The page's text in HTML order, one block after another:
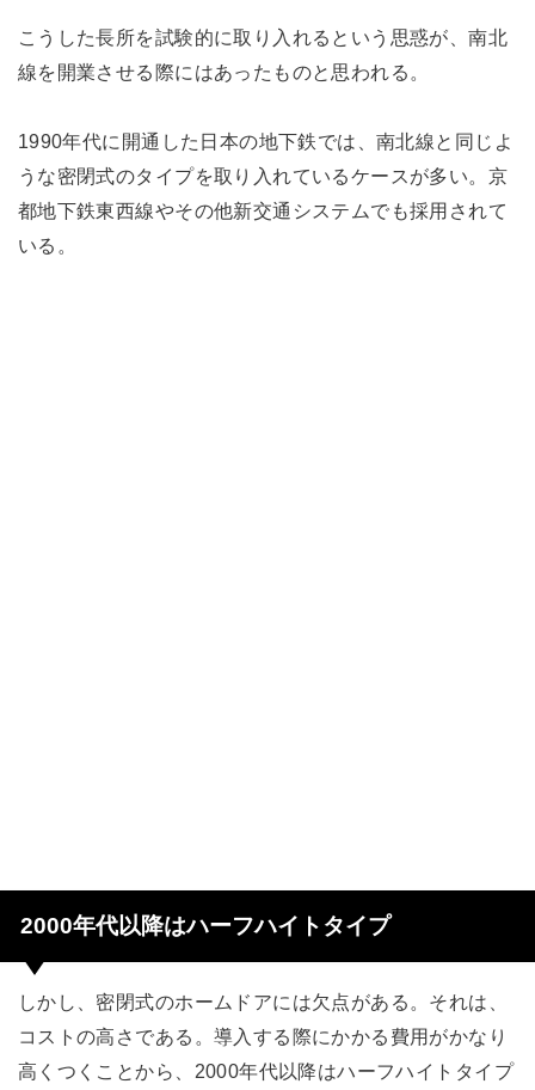
こうした長所を試験的に取り入れるという思惑が、南北
線を開業させる際にはあったものと思われる。
1990年代に開通した日本の地下鉄では、南北線と同じよ
うな密閉式のタイプを取り入れているケースが多い。京
都地下鉄東西線やその他新交通システムでも採用されて
いる。
2000年代以降はハーフハイトタイプ
しかし、密閉式のホームドアには欠点がある。それは、
コストの高さである。導入する際にかかる費用がかなり
高くつくことから、2000年代以降はハーフハイトタイプ